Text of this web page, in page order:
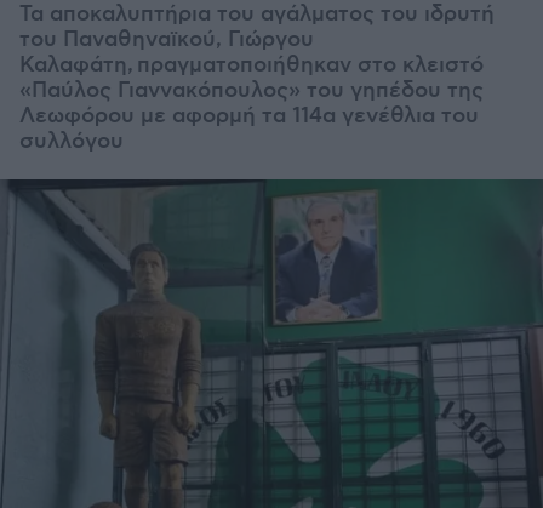
Τα αποκαλυπτήρια του αγάλματος του ιδρυτή
του Παναθηναϊκού, Γιώργου
Καλαφάτη, πραγματοποιήθηκαν στο κλειστό
«Παύλος Γιαννακόπουλος» του γηπέδου της
Λεωφόρου με αφορμή τα 114α γενέθλια του
συλλόγου